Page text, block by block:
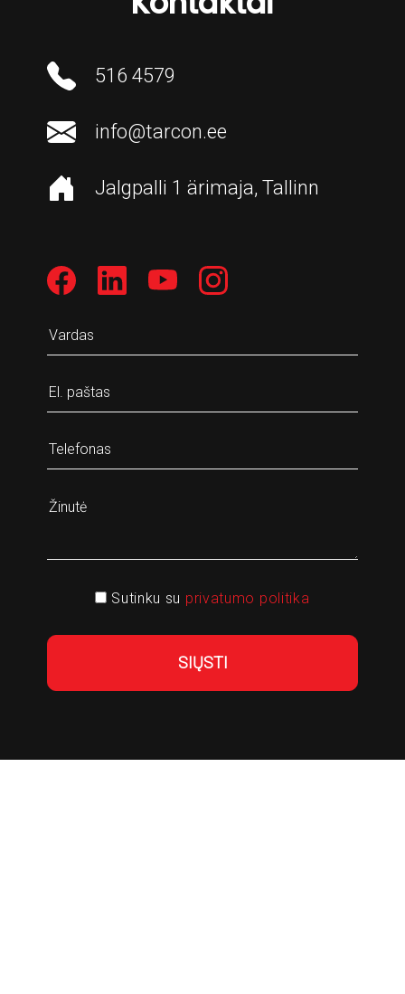
516 4579
info@tarcon.ee
Jalgpalli 1 ärimaja, Tallinn
Sutinku su privatumo politika